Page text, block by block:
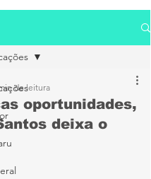
oportunidades,
deixa o
de leitura